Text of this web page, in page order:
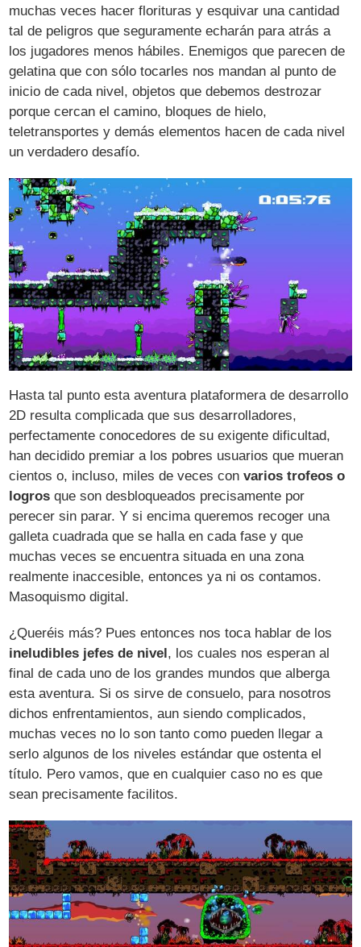
muchas veces hacer florituras y esquivar una cantidad
tal de peligros que seguramente echarán para atrás a
los jugadores menos hábiles. Enemigos que parecen de
gelatina que con sólo tocarles nos mandan al punto de
inicio de cada nivel, objetos que debemos destrozar
porque cercan el camino, bloques de hielo,
teletransportes y demás elementos hacen de cada nivel
un verdadero desafío.
Hasta tal punto esta aventura plataformera de desarrollo
2D resulta complicada que sus desarrolladores,
perfectamente conocedores de su exigente dificultad,
han decidido premiar a los pobres usuarios que mueran
cientos o, incluso, miles de veces convarios trofeos o
logros que son desbloqueados precisamente por
perecer sin parar. Y si encima queremos recoger una
galleta cuadrada que se halla en cada fase y que
muchas veces se encuentra situada en una zona
realmente inaccesible, entonces ya ni os contamos.
Masoquismo digital.
¿Queréis más? Pues entonces nos toca hablar de los
ineludibles jefes de nivel, los cuales nos esperan al
final de cada uno de los grandes mundos que alberga
esta aventura. Si os sirve de consuelo, para nosotros
dichos enfrentamientos, aun siendo complicados,
muchas veces no lo son tanto como pueden llegar a
serlo algunos de los niveles estándar que ostenta el
título. Pero vamos, que en cualquier caso no es que
sean precisamente facilitos.